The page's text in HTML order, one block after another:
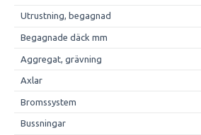
Utrustning, begagnad
Begagnade däck mm
Aggregat, grävning
Axlar
Bromssystem
Bussningar